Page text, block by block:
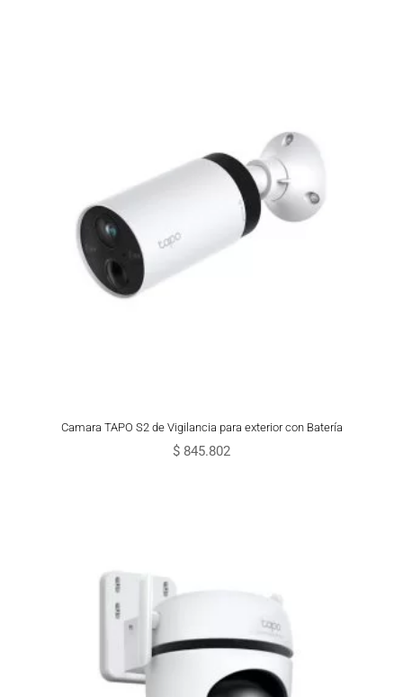
Camara TAPO S2 de Vigilancia para exterior con Batería
$ 845.802